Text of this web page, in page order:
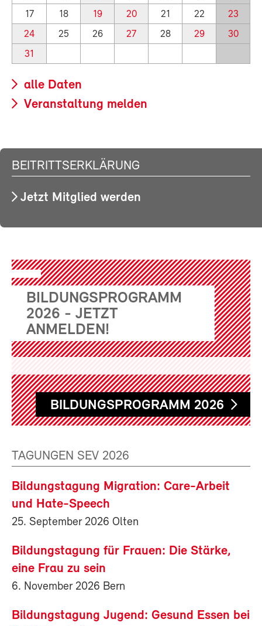
17
18 19 20 21 22
23
24
25 26 27 28 29
30
31
alle Daten
Veranstaltung melden
BEITRITTSERKLÄRUNG
Jetzt Mitglied werden
BILDUNGSPROGRAMM
2026 - JETZT
ANMELDEN!
BILDUNGSPROGRAMM 2026
TAGUNGEN SEV 2026
Bildungstagung Migration: Care-Arbeit
und Hate-Speech
25. September 2026 Olten
Bildungstagung für Frauen: Die Stärke,
eine Frau zu sein
6. November 2026 Bern
Bildungstagung Jugend: Gesund Essen bei